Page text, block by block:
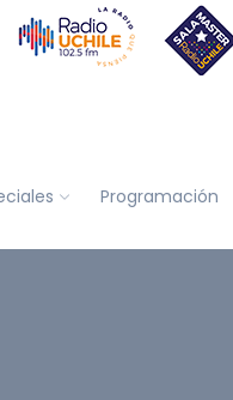
Programación